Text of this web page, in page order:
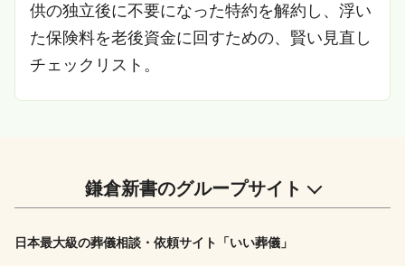
供の独立後に不要になった特約を解約し、浮い
た保険料を老後資金に回すための、賢い見直し
チェックリスト。
鎌倉新書のグループサイト
日本最大級の葬儀相談・依頼サイト「いい葬儀」